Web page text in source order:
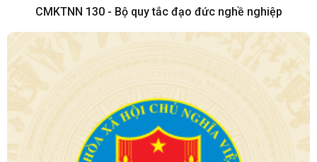
CMKTNN 130 - Bộ quy tắc đạo đức nghề nghiệp